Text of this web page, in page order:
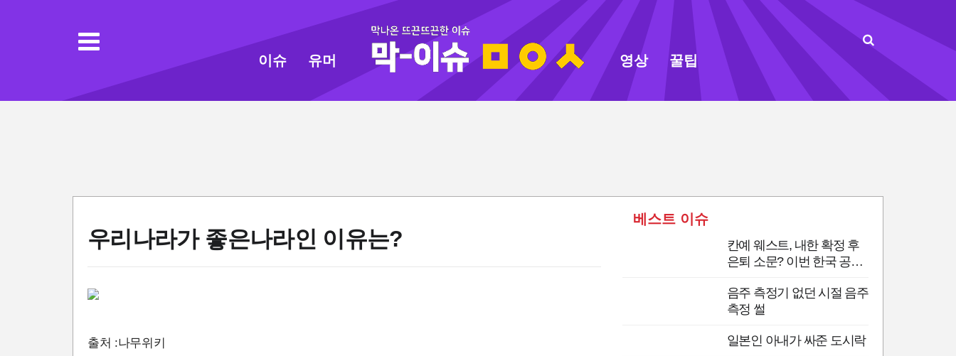
이슈 유머 영상 꿀팁
우리나라가 좋은나라인 이유는?
출처 :나무위키
베스트 이슈
칸예 웨스트, 내한 확정 후
은퇴 소문? 이번 한국 공연
음주 측정기 없던 시절 음주
측정 썰
일본인 아내가 싸준 도시락